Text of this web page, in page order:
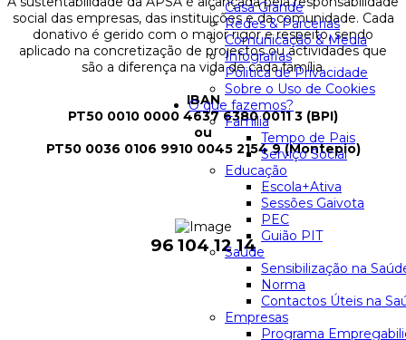
Casa Grande
Redes & Parcerias
Comunicação & Media
Infografias
Politica de Privacidade
Sobre o Uso de Cookies
O que fazemos?
Familia
Tempo de Pais
Serviço Social
Educação
Escola+Ativa
Sessões Gaivota
PEC
Guião PIT
Saúde
Sensibilização na
Norma
Contactos Úteis na
Empresas
Programa
social das empresas, das instituições e da comunidade. Cada
donativo é gerido com o maior rigor e respeito, sendo
aplicado na concretização de projectos ou actividades que
são a diferença na vida de cada família.
IBAN
PT50 0010 0000 4637 6380 0011 3 (BPI)
ou
PT50 0036 0106 9910 0045 2154 9 (Montepio)
96 104 12 14